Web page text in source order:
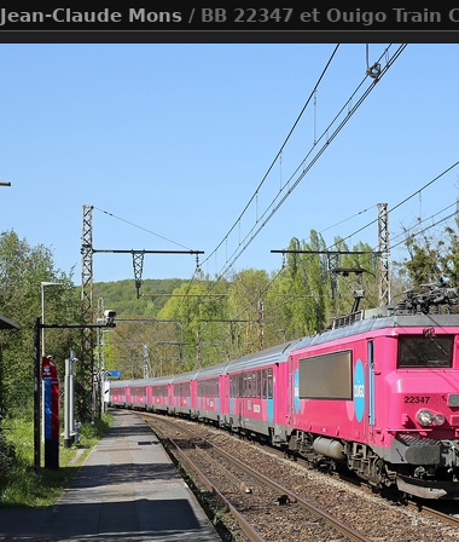
Jean-Claude Mons / BB 22347 et Ouigo Train